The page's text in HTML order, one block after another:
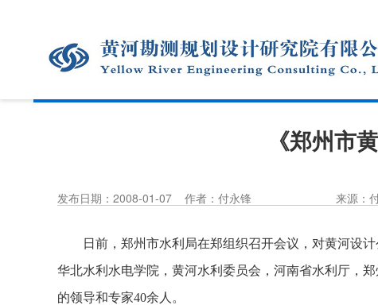
《郑州市
发布日期：2008-01-07 作者：付永锋 来源：
日前，郑州市水利局在郑组织召开会议，对黄河设
华北水利水电学院，黄河水利委员会，河南省水利厅，
的领导和专家40余人。